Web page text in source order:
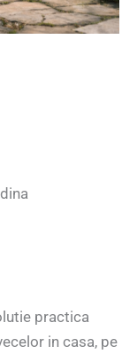
practica
in casa, pe